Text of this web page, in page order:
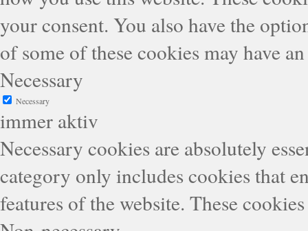
your consent. You also have the
of some of these cookies may have
Necessary
Necessary
immer aktiv
Necessary cookies are absolutely
category only includes cookies that
features of the website. These